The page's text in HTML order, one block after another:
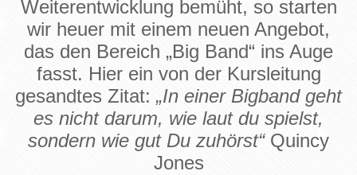
Weiterentwicklung bemüht, so starten
wir heuer mit einem neuen Angebot,
das den Bereich „Big Band“ ins Auge
fasst. Hier ein von der Kursleitung
gesandtes Zitat: „In einer Bigband geht
es nicht darum, wie laut du spielst,
sondern wie gut Du zuhörst“Quincy
Jones